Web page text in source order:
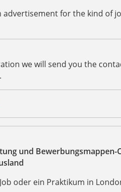
advertisement for the kind of
we will send you the
und Bewerbungsmappen-
oder ein Praktikum in